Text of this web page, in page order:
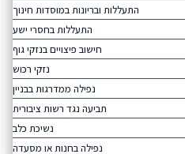
התעללות ובריונות במוסדות חינוך
התעללות בחסרי ישע
חישוב פיצויים בנזקי גוף
נזקי רכוש
נפילה ממדרגות בבניין
תביעה נגד רשות ציבורית
נשיכת כלב
נפילה בחנות או מסעדה